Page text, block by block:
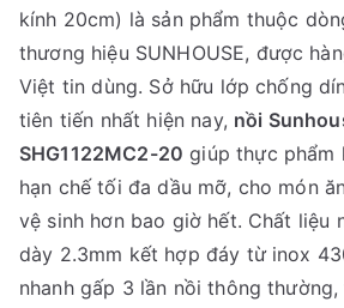
kính 20cm) là sản phẩm thuộc
thương hiệu SUNHOUSE, được
Việt tin dùng. Sở hữu lớp chống
tiên tiến nhất hiện nay, nồi
SHG1122MC2-20 giúp thực phẩm
hạn chế tối đa dầu mỡ, cho món
vệ sinh hơn bao giờ hết. Chất liệu
dày 2.3mm kết hợp đáy từ inox
nhanh gấp 3 lần nồi thông